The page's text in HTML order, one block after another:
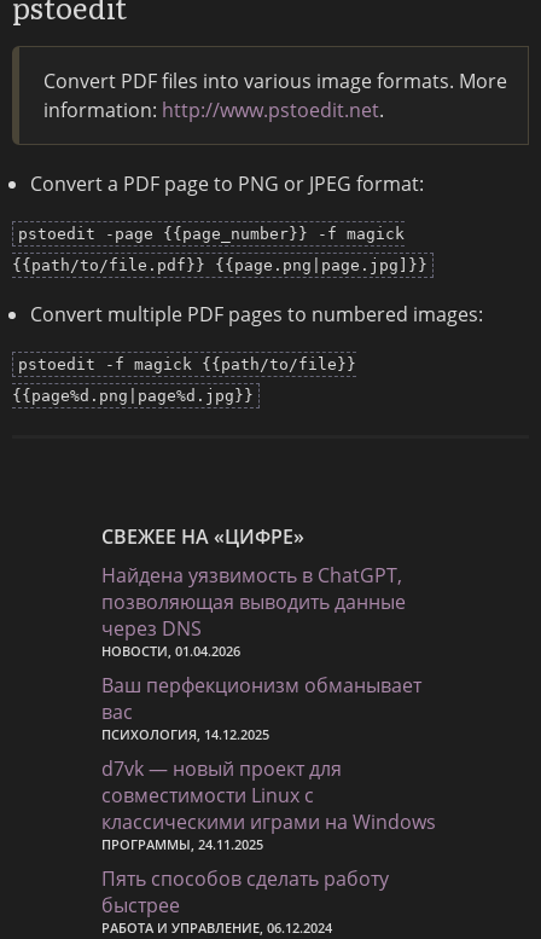
Convert PDF files into various image formats. More
information: http://www.pstoedit.net.
Convert a PDF page to PNG or JPEG format:
pstoedit -page {{page_number}} -f magick
{{path/to/file.pdf}} {{page.png|page.jpg]}}
Convert multiple PDF pages to numbered images:
pstoedit -f magick {{path/to/file}}
{{page%d.png|page%d.jpg}}
СВЕЖЕЕ НА «ЦИФРЕ»
Найдена уязвимость в ChatGPT,
позволяющая выводить данные
через DNS
НОВОСТИ, 01.04.2026
Ваш перфекционизм обманывает
вас
ПСИХОЛОГИЯ, 14.12.2025
d7vk — новый проект для
совместимости Linux с
классическими играми на Windows
ПРОГРАММЫ, 24.11.2025
Пять способов сделать работу
быстрее
РАБОТА И УПРАВЛЕНИЕ, 06.12.2024